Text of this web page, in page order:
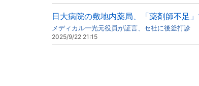
日大病院の敷地内薬局、「薬剤師不足
メディカル一光元役員が証言、セ社に後釜打診
2025/9/22 21:15